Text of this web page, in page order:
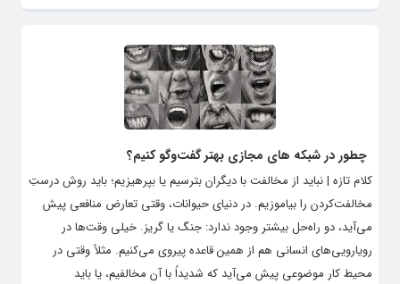
چطور در شبکه های مجازی بهتر گفت‌وگو کنیم؟
کلام تازه | نباید از مخالفت با دیگران بترسیم یا بپرهیزیم؛ باید روش درستِ
مخالفت‌کردن را بیاموزیم. در دنیای حیوانات، وقتی تعارض منافعی پیش
می‌آید، دو راه‌حل بیشتر وجود ندارد: جنگ یا گریز. خیلی وقت‌ها در
رویارویی‌های انسانی هم از همین قاعده پیروی می‌کنیم. مثلاً وقتی در
محیط کار موضوعی پیش می‌آید که شدیداً با آن مخالفیم، یا باید